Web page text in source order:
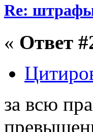
Re:
« Ответ
за всю